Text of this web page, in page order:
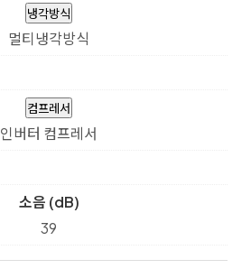
냉각방식
멀티냉각방식
컴프레서
인버터 컴프레서
소음 (dB)
39